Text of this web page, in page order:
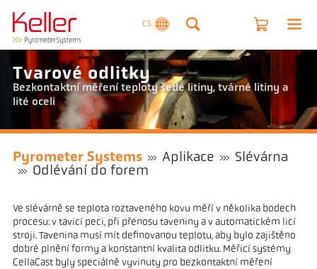
CS
Tvarové odlitky
Bezkontaktní měření teploty šedé litiny, tvárné litiny a
lité oceli
Pyrometer Systems Aplikace
Slévárna
Odlévání do forem
Ve slévárně se teplota roztaveného kovu měří v několika bodech
procesu: v tavicí peci, při přenosu taveniny a v automatickém licí
stroji. Tavenina musí mít definovanou teplotu, aby bylo zajištěno
dobré plnění formy a konstantní kvalita odlitku. Měřicí systémy
CellaCast byly speciálně vyvinuty pro bezkontaktní měření